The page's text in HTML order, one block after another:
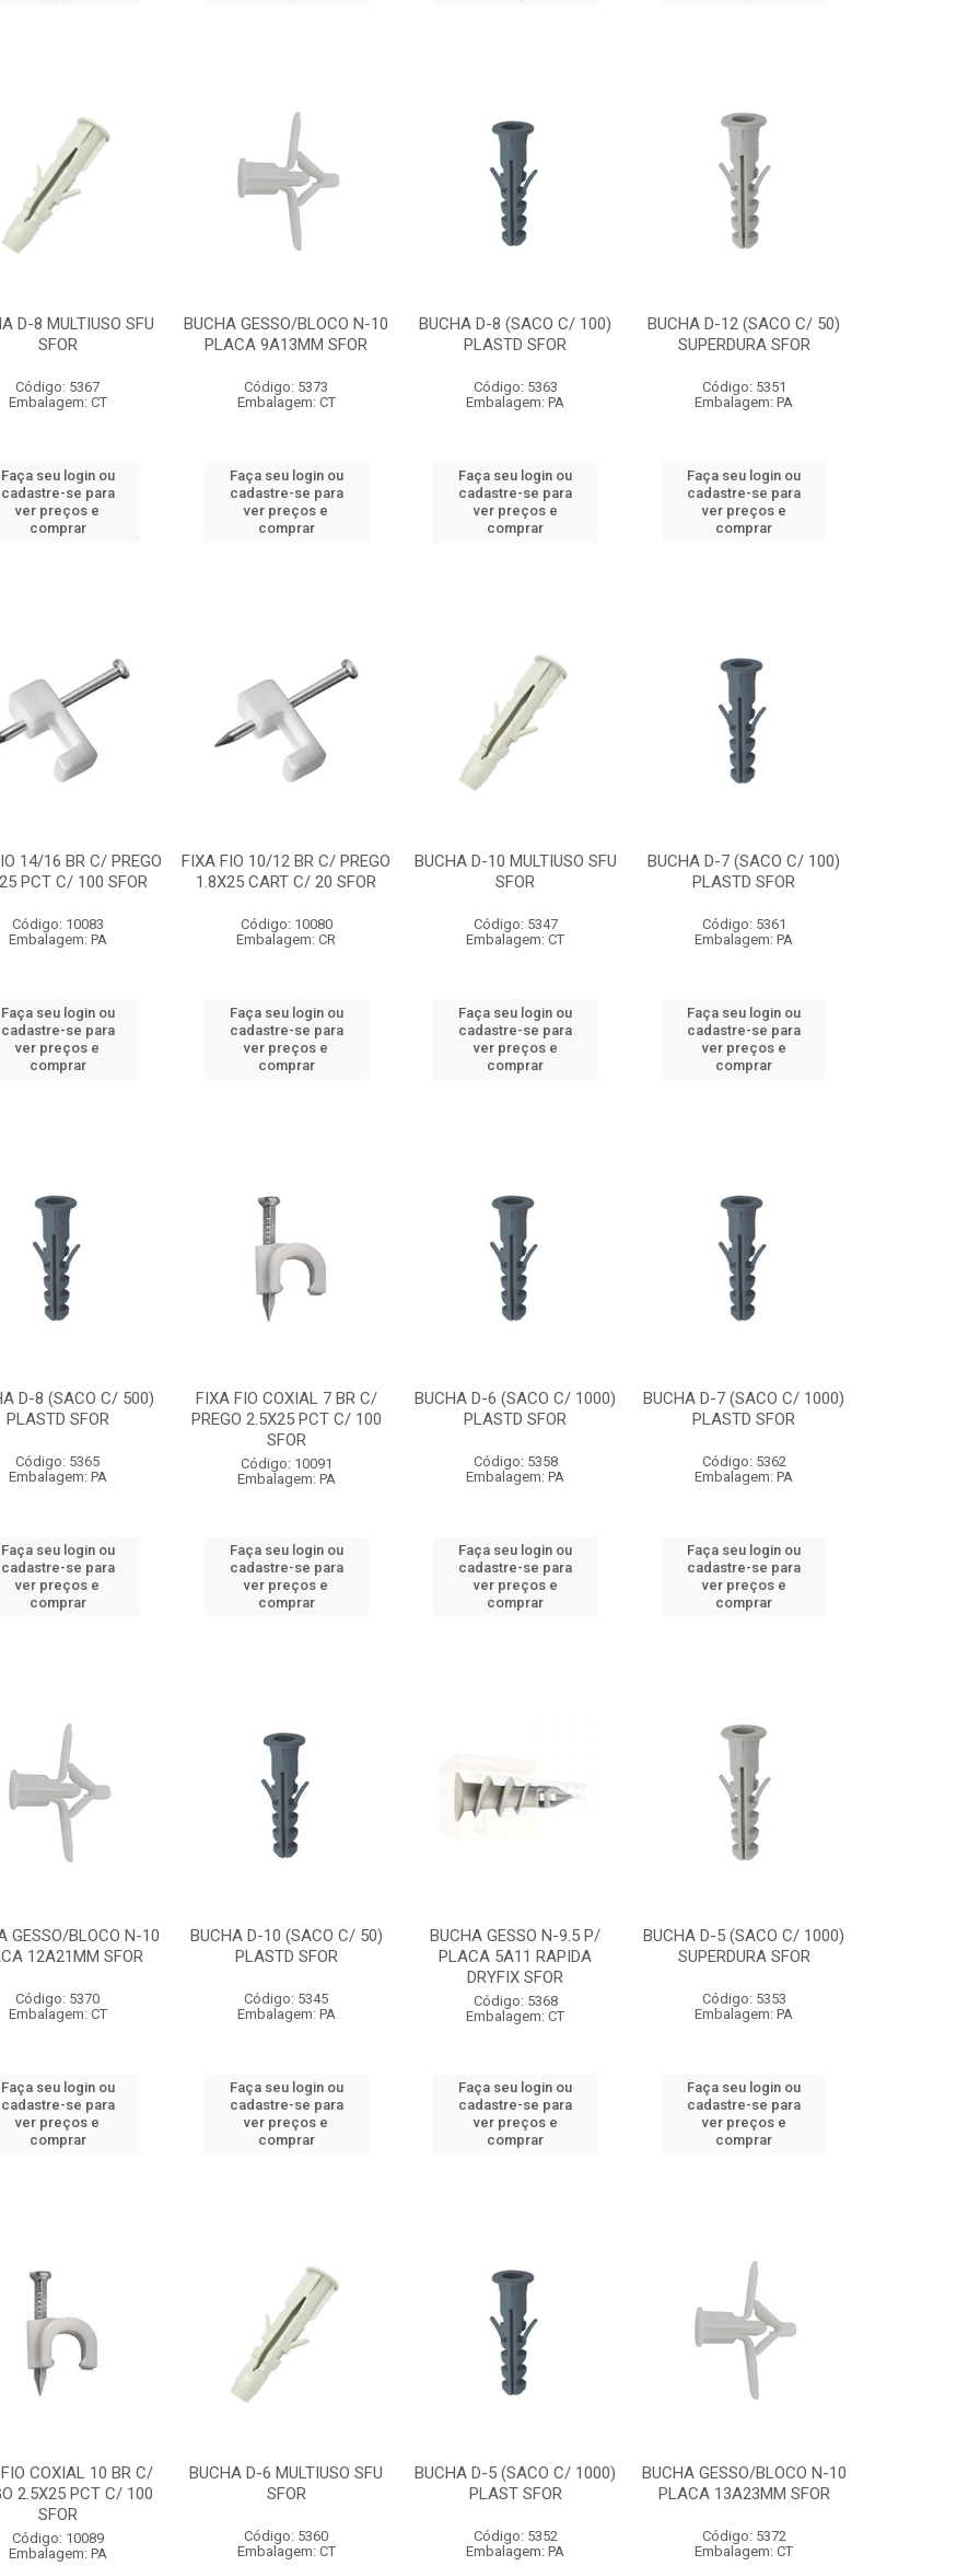
D-8 MULTIUSO SFU
SFOR
Código: 5367
Embalagem: CT
Faça seu login ou
cadastre-se para
ver preços e
comprar
BUCHA GESSO/BLOCO N-10
PLACA 9A13MM SFOR
Código: 5373
Embalagem: CT
Faça seu login ou
cadastre-se para
ver preços e
comprar
BUCHA D-8 (SACO C/ 100)
PLASTD SFOR
Código: 5363
Embalagem: PA
Faça seu login ou
cadastre-se para
ver preços e
comprar
BUCHA D-12 (SACO C/ 50)
SUPERDURA SFOR
Código: 5351
Embalagem: PA
Faça seu login ou
cadastre-se para
ver preços e
comprar
14/16 BR C/ PREGO
PCT C/ 100 SFOR
Código: 10083
Embalagem: PA
Faça seu login ou
cadastre-se para
ver preços e
comprar
FIXA FIO 10/12 BR C/ PREGO
1.8X25 CART C/ 20 SFOR
Código: 10080
Embalagem: CR
Faça seu login ou
cadastre-se para
ver preços e
comprar
BUCHA D-10 MULTIUSO SFU
SFOR
Código: 5347
Embalagem: CT
Faça seu login ou
cadastre-se para
ver preços e
comprar
BUCHA D-7 (SACO C/ 100)
PLASTD SFOR
Código: 5361
Embalagem: PA
Faça seu login ou
cadastre-se para
ver preços e
comprar
D-8 (SACO C/ 500)
PLASTD SFOR
Código: 5365
Embalagem: PA
Faça seu login ou
cadastre-se para
ver preços e
comprar
FIXA FIO COXIAL 7 BR C/
PREGO 2.5X25 PCT C/ 100
SFOR
Código: 10091
Embalagem: PA
Faça seu login ou
cadastre-se para
ver preços e
comprar
BUCHA D-6 (SACO C/ 1000)
PLASTD SFOR
Código: 5358
Embalagem: PA
Faça seu login ou
cadastre-se para
ver preços e
comprar
BUCHA D-7 (SACO C/ 1000)
PLASTD SFOR
Código: 5362
Embalagem: PA
Faça seu login ou
cadastre-se para
ver preços e
comprar
GESSO/BLOCO N-10
12A21MM SFOR
Código: 5370
Embalagem: CT
Faça seu login ou
cadastre-se para
ver preços e
comprar
BUCHA D-10 (SACO C/ 50)
PLASTD SFOR
Código: 5345
Embalagem: PA
Faça seu login ou
cadastre-se para
ver preços e
comprar
BUCHA GESSO N-9.5 P/
PLACA 5A11 RAPIDA
DRYFIX SFOR
Código: 5368
Embalagem: CT
Faça seu login ou
cadastre-se para
ver preços e
comprar
BUCHA D-5 (SACO C/ 1000)
SUPERDURA SFOR
Código: 5353
Embalagem: PA
Faça seu login ou
cadastre-se para
ver preços e
comprar
COXIAL 10 BR C/
2.5X25 PCT C/ 100
SFOR
Código: 10089
Embalagem: PA
BUCHA D-6 MULTIUSO SFU
SFOR
Código: 5360
Embalagem: CT
BUCHA D-5 (SACO C/ 1000)
PLAST SFOR
Código: 5352
Embalagem: PA
BUCHA GESSO/BLOCO N-10
PLACA 13A23MM SFOR
Código: 5372
Embalagem: CT